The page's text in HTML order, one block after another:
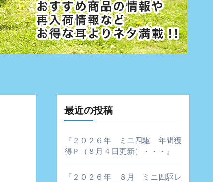
最近の投稿
『２０２６年 ミニ四駆 年間獲
得Ｐ（８月４日更新）・・・』
『２０２６年 ８月 ミニ四駆レ